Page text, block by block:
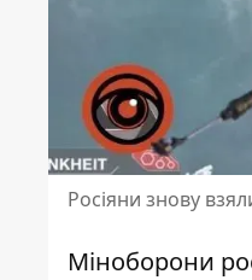
Росіяни знову
Міноборони